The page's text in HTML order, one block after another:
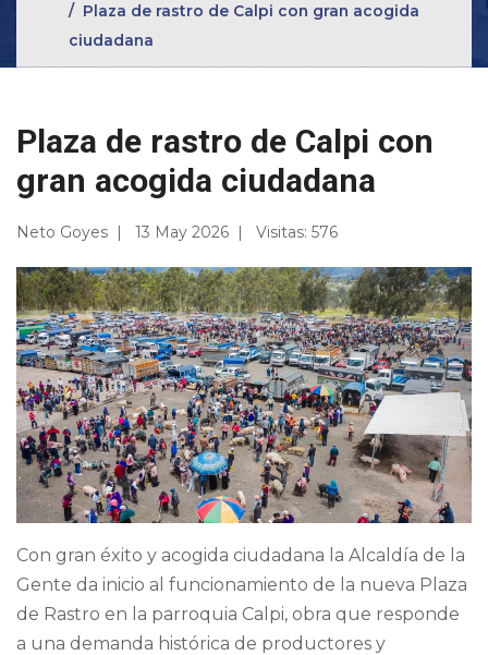
Plaza de rastro de Calpi con gran acogida
ciudadana
Plaza de rastro de Calpi con
gran acogida ciudadana
Neto Goyes 13 May 2026 Visitas: 576
Con gran éxito y acogida ciudadana la Alcaldía de la
Gente da inicio al funcionamiento de la nueva Plaza
de Rastro en la parroquia Calpi, obra que responde
a una demanda histórica de productores y